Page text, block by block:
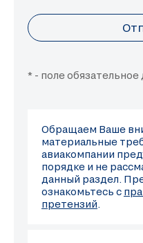
* - поле обязательное
Обращаем Ваше
материальные
авиакомпании
порядке и не
данный раздел.
ознакомьтесь с
претензий.